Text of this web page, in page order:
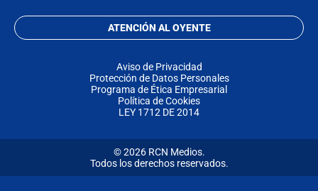
ATENCIÓN AL OYENTE
Aviso de Privacidad
Protección de Datos Personales
Programa de Ética Empresarial
Política de Cookies
LEY 1712 DE 2014
© 2026 RCN Medios.
Todos los derechos reservados.